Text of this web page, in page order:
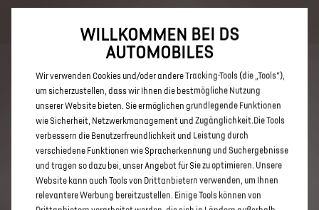
Hybride. Mehr erfahren >>
ENTDECKEN SIE ALLE DS 3 UND
DS 3 CROSSBACK NEUWAGEN
MIT DIESEL ANTRIEB IN FULDA
WILLKOMMEN BEI DS
AUTOMOBILES
Wir verwenden Cookies und/oder andere Tracking-Tools (die „Tools“),
um sicherzustellen, dass wir Ihnen die bestmögliche Nutzung
unserer Website bieten. Sie ermöglichen grundlegende Funktionen
wie Sicherheit, Netzwerkmanagement und Zugänglichkeit.Die Tools
verbessern die Benutzerfreundlichkeit und Leistung durch
verschiedene Funktionen wie Spracherkennung und Suchergebnisse
und tragen so dazu bei, unser Angebot für Sie zu optimieren. Unsere
Website kann auch Tools von Drittanbietern verwenden, um Ihnen
relevantere Werbung bereitzustellen. Einige Tools können von